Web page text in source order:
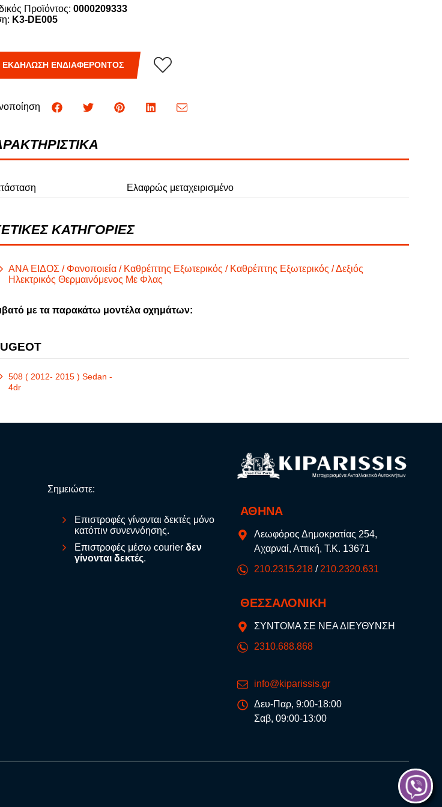
Φ
Προϊόντος: 0000209333
K3-DE005
ΕΚΔΗΛΩΣΗ ΕΝΔΙΑΦΕΡΟΝΤΟΣ
Ελαφρώς μεταχειρισμένο
ΚΑΤΗΓΟΡΙΕΣ
ΑΝΑ ΕΙΔΟΣ / Φανοποιεία / Καθρέπτης Εξωτερικός / Καθρέπτης Εξωτερικός / Δεξιός
Ηλεκτρικός Θερμαινόμενος Με Φλας
με τα παρακάτω μοντέλα οχημάτων:
508 ( 2012- 2015 ) Sedan -
4dr
Σημειώστε:
Επιστροφές γίνονται δεκτές μόνο
κατόπιν συνεννόησης.
Επιστροφές μέσω courier δεν
γίνονται δεκτές.
ΑΘΗΝΑ
Λεωφόρος Δημοκρατίας 254,
Αχαρναί, Αττική, Τ.Κ. 13671
210.2315.218 / 210.2320.631
ΘΕΣΣΑΛΟΝΙΚΗ
ΣΥΝΤΟΜΑ ΣΕ ΝΕΑ ΔΙΕΥΘΥΝΣΗ
2310.688.868
info@kiparissis.gr
Δευ-Παρ, 9:00-18:00
Σαβ, 09:00-13:00